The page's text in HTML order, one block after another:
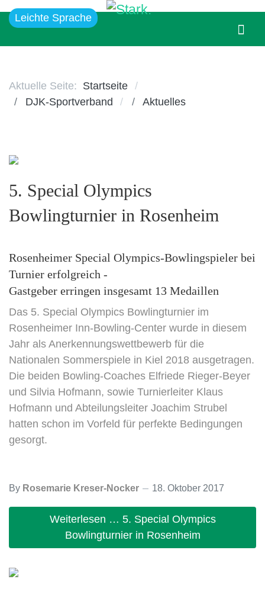
Leichte Sprache
Aktuelle Seite: Startseite
DJK-Sportverband
Aktuelles
5. Special Olympics
Bowlingturnier in Rosenheim
Rosenheimer Special Olympics-Bowlingspieler bei
Turnier erfolgreich -
Gastgeber erringen insgesamt 13 Medaillen
Das 5. Special Olympics Bowlingturnier im
Rosenheimer Inn-Bowling-Center wurde in diesem
Jahr als Anerkennungswettbewerb für die
Nationalen Sommerspiele in Kiel 2018 ausgetragen.
Die beiden Bowling-Coaches Elfriede Rieger-Beyer
und Silvia Hofmann, sowie Turnierleiter Klaus
Hofmann und Abteilungsleiter Joachim Strubel
hatten schon im Vorfeld für perfekte Bedingungen
gesorgt.
By Rosemarie Kreser-Nocker 18. Oktober 2017
Weiterlesen … 5. Special Olympics
Bowlingturnier in Rosenheim